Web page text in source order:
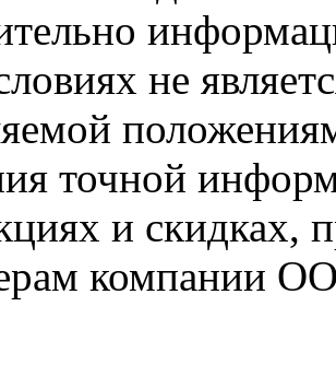
не
точной
и скидках,
компании